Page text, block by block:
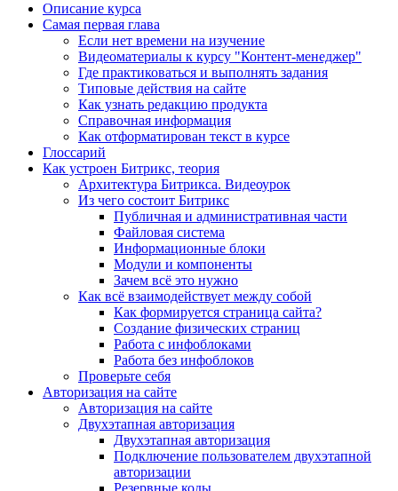
Описание курса
Самая первая глава
Если нет времени на изучение
Видеоматериалы к курсу "Контент-менеджер"
Где практиковаться и выполнять задания
Типовые действия на сайте
Как узнать редакцию продукта
Справочная информация
Как отформатирован текст в курсе
Глоссарий
Как устроен Битрикс, теория
Архитектура Битрикса. Видеоурок
Из чего состоит Битрикс
Публичная и административная части
Файловая система
Информационные блоки
Модули и компоненты
Зачем всё это нужно
Как всё взаимодействует между собой
Как формируется страница сайта?
Создание физических страниц
Работа с инфоблоками
Работа без инфоблоков
Проверьте себя
Авторизация на сайте
Авторизация на сайте
Двухэтапная авторизация
Двухэтапная авторизация
Подключение пользователем двухэтапной
авторизации
Резервные коды